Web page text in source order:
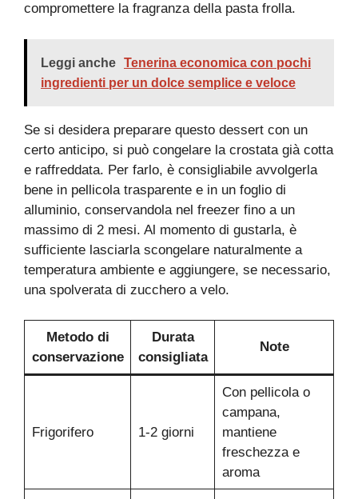
compromettere la fragranza della pasta frolla.
Leggi anche Tenerina economica con pochi
ingredienti per un dolce semplice e veloce
Se si desidera preparare questo dessert con un
certo anticipo, si può congelare la crostata già cotta
e raffreddata. Per farlo, è consigliabile avvolgerla
bene in pellicola trasparente e in un foglio di
alluminio, conservandola nel freezer fino a un
massimo di 2 mesi. Al momento di gustarla, è
sufficiente lasciarla scongelare naturalmente a
temperatura ambiente e aggiungere, se necessario,
una spolverata di zucchero a velo.
Metodo di
conservazione
Durata
consigliata
Note
Frigorifero 1-2 giorni
Con pellicola o
campana,
mantiene
freschezza e
aroma